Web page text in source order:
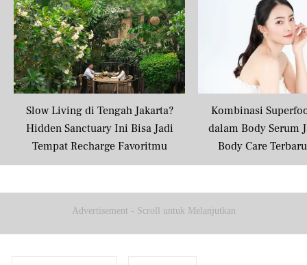
Slow Living di Tengah Jakarta?
Hidden Sanctuary Ini Bisa Jadi
Tempat Recharge Favoritmu
Kombinasi
dalam Body Serum
Body Care
Masyarakat
Advertisement - Scroll untuk Melanjutkan